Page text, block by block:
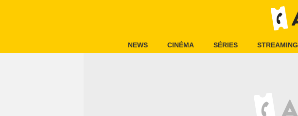
NEWS CINÉMA SÉRIES STREAMING